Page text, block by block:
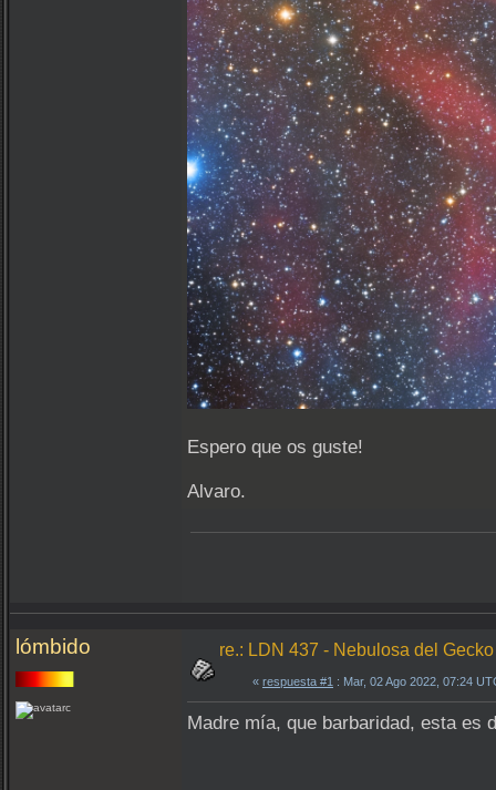
Espero que os guste!
Alvaro.
lómbido re.: LDN 437 - Nebulosa del Gecko
« respuesta #1 : Mar, 02 Ago 2022, 07:24
Madre mía, que barbaridad, esta es